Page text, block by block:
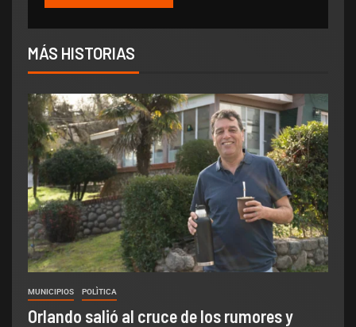
MÁS HISTORIAS
MUNICIPIOS POLÌTICA
Orlando salió al cruce de los rumores y